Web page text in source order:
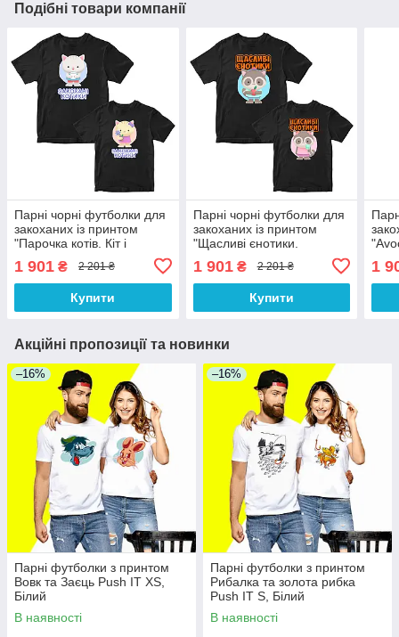
Подібні товари компанії
Парні чорні футболки для
закоханих із принтом
"Парочка котів. Кіт і
Кішечка. Закохані котики"
Push IT
1 901 ₴ 2 201 ₴
Купити
Парні чорні футболки для
закоханих із принтом
"Щасливі єнотики.
Парочка закоханих єнотів"
Push IT
1 901₴ 2 201 ₴
Купити
1
Акційні пропозиції та новинки
–16%
Парні футболки з принтом
Вовк та Заєць Push IT XS,
Білий
В наявності
–16%
Парні футболки з принтом
Рибалка та золота рибка
Push IT S, Білий
В наявності